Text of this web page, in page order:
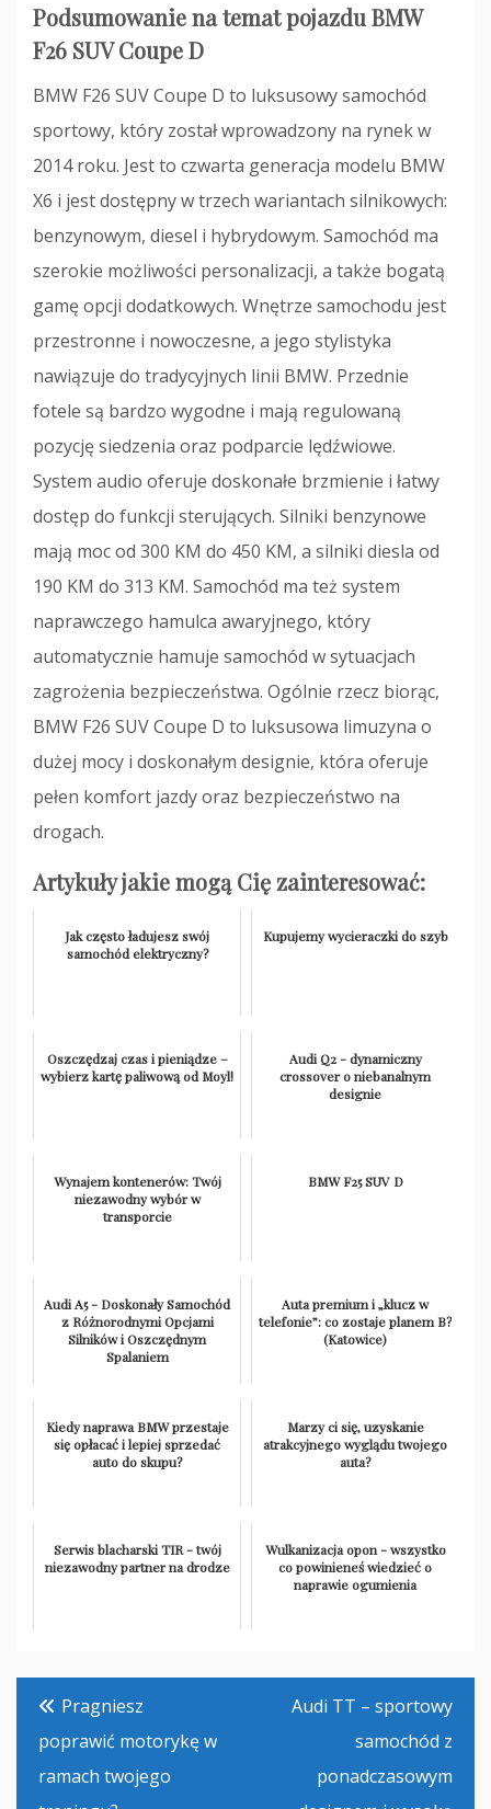
Podsumowanie na temat pojazdu BMW
F26 SUV Coupe D
BMW F26 SUV Coupe D to luksusowy samochód
sportowy, który został wprowadzony na rynek w
2014 roku. Jest to czwarta generacja modelu BMW
X6 i jest dostępny w trzech wariantach silnikowych:
benzynowym, diesel i hybrydowym. Samochód ma
szerokie możliwości personalizacji, a także bogatą
gamę opcji dodatkowych. Wnętrze samochodu jest
przestronne i nowoczesne, a jego stylistyka
nawiązuje do tradycyjnych linii BMW. Przednie
fotele są bardzo wygodne i mają regulowaną
pozycję siedzenia oraz podparcie lędźwiowe.
System audio oferuje doskonałe brzmienie i łatwy
dostęp do funkcji sterujących. Silniki benzynowe
mają moc od 300 KM do 450 KM, a silniki diesla od
190 KM do 313 KM. Samochód ma też system
naprawczego hamulca awaryjnego, który
automatycznie hamuje samochód w sytuacjach
zagrożenia bezpieczeństwa. Ogólnie rzecz biorąc,
BMW F26 SUV Coupe D to luksusowa limuzyna o
dużej mocy i doskonałym designie, która oferuje
pełen komfort jazdy oraz bezpieczeństwo na
drogach.
Artykuły jakie mogą Cię zainteresować:
Jak często ładujesz swój
samochód elektryczny?
Kupujemy wycieraczki do szyb
Oszczędzaj czas i pieniądze –
wybierz kartę paliwową od Moyl!
Audi Q2 - dynamiczny
crossover o niebanalnym
designie
Wynajem kontenerów: Twój
niezawodny wybór w
transporcie
BMW F25 SUV D
Audi A5 - Doskonały Samochód
z Różnorodnymi Opcjami
Silników i Oszczędnym
Spalaniem
Auta premium i „klucz w
telefonie”: co zostaje planem B?
(Katowice)
Kiedy naprawa BMW przestaje
się opłacać i lepiej sprzedać
auto do skupu?
Marzy ci się, uzyskanie
atrakcyjnego wyglądu twojego
auta?
Serwis blacharski TIR - twój
niezawodny partner na drodze
Wulkanizacja opon - wszystko
co powinieneś wiedzieć o
naprawie ogumienia
Nawigacja
wpisu
Pragniesz
poprawić motorykę w
ramach twojego
Audi TT – sportowy
samochód z
ponadczasowym